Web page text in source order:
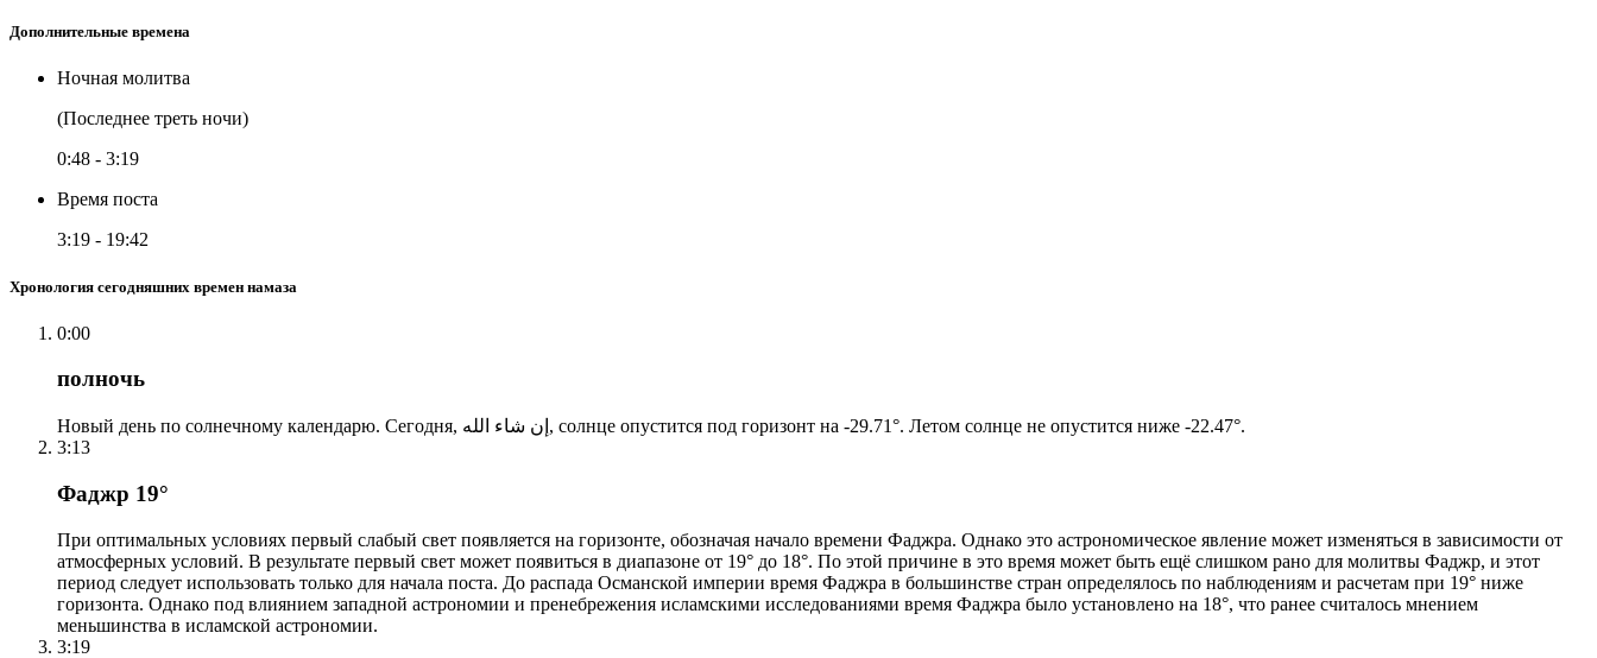
Дополнительные времена
Ночная молитва
(Последнее треть ночи)
0:48 - 3:19
Время поста
3:19 - 19:42
Хронология сегодняшних времен намаза
0:00
полночь
Новый день по солнечному календарю. Сегодня, إن شاء الله, солнце опустится под горизонт на -29.71°. Летом солнце не опустится ниже -22.47°.
3:13
Фаджр 19°
При оптимальных условиях первый слабый свет появляется на горизонте, обозначая начало времени Фаджра. Однако это астрономическое явление может изменяться в зависимости от
атмосферных условий. В результате первый свет может появиться в диапазоне от 19° до 18°. По этой причине в это время может быть ещё слишком рано для молитвы Фаджр, и этот
период следует использовать только для начала поста. До распада Османской империи время Фаджра в большинстве стран определялось по наблюдениям и расчетам при 19° ниже
горизонта. Однако под влиянием западной астрономии и пренебрежения исламскими исследованиями время Фаджра было установлено на 18°, что ранее считалось мнением
меньшинства в исламской астрономии.
3:19